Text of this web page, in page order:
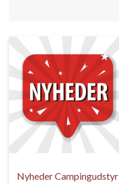
Nyheder Campingudstyr